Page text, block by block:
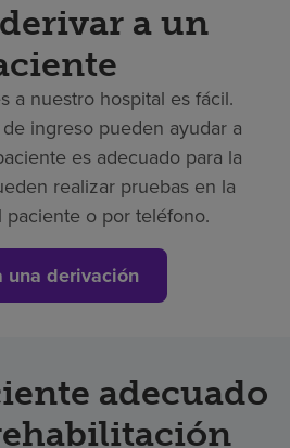
a un
a nuestro hospital es fácil.
ingreso pueden ayudar a
es adecuado para la
realizar pruebas en la
paciente o por teléfono.
una derivación
adecuado